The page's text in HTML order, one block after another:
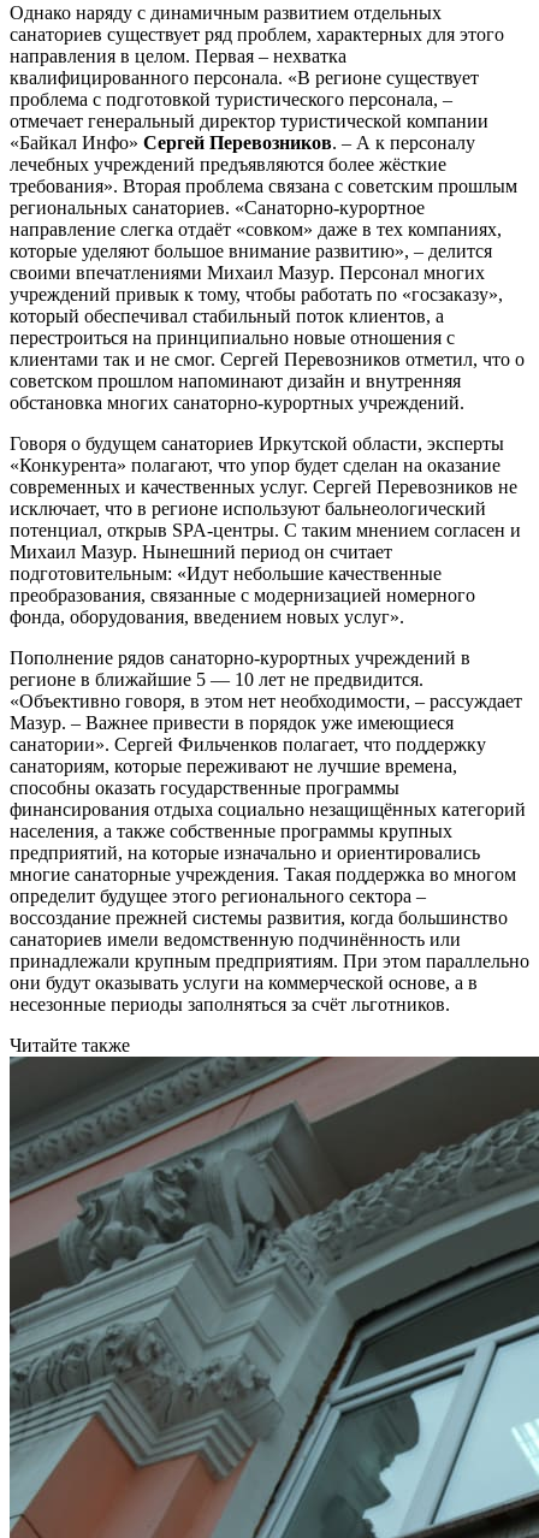
Однако наряду с динамичным развитием отдельных
санаториев существует ряд проблем, характерных для этого
направления в целом. Первая – нехватка
квалифицированного персонала. «В регионе существует
проблема с подготовкой туристического персонала, –
отмечает генеральный директор туристической компании
«Байкал Инфо» Сергей Перевозников. – А к персоналу
лечебных учреждений предъявляются более жёсткие
требования». Вторая проблема связана с советским прошлым
региональных санаториев. «Санаторно-курортное
направление слегка отдаёт «совком» даже в тех компаниях,
которые уделяют большое внимание развитию», – делится
своими впечатлениями Михаил Мазур. Персонал многих
учреждений привык к тому, чтобы работать по «госзаказу»,
который обеспечивал стабильный поток клиентов, а
перестроиться на принципиально новые отношения с
клиентами так и не смог. Сергей Перевозников отметил, что о
советском прошлом напоминают дизайн и внутренняя
обстановка многих санаторно-курортных учреждений.
Говоря о будущем санаториев Иркутской области, эксперты
«Конкурента» полагают, что упор будет сделан на оказание
современных и качественных услуг. Сергей Перевозников не
исключает, что в регионе используют бальнеологический
потенциал, открыв SPA-центры. С таким мнением согласен и
Михаил Мазур. Нынешний период он считает
подготовительным: «Идут небольшие качественные
преобразования, связанные с модернизацией номерного
фонда, оборудования, введением новых услуг».
Пополнение рядов санаторно-курортных учреждений в
регионе в ближайшие 5 — 10 лет не предвидится.
«Объективно говоря, в этом нет необходимости, – рассуждает
Мазур. – Важнее привести в порядок уже имеющиеся
санатории». Сергей Фильченков полагает, что поддержку
санаториям, которые переживают не лучшие времена,
способны оказать государственные программы
финансирования отдыха социально незащищённых категорий
населения, а также собственные программы крупных
предприятий, на которые изначально и ориентировались
многие санаторные учреждения. Такая поддержка во многом
определит будущее этого регионального сектора –
воссоздание прежней системы развития, когда большинство
санаториев имели ведомственную подчинённость или
принадлежали крупным предприятиям. При этом параллельно
они будут оказывать услуги на коммерческой основе, а в
несезонные периоды заполняться за счёт льготников.
Читайте также